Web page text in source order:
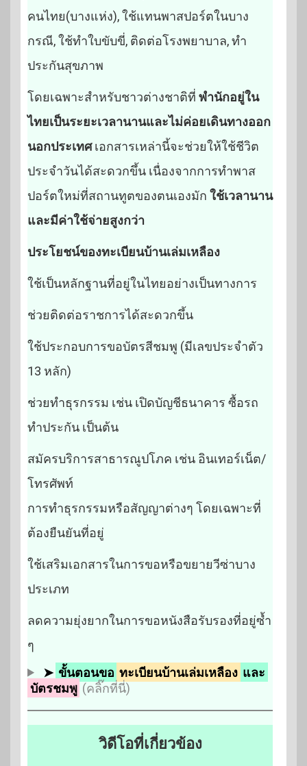
คนไทย(บางแห่ง), ใช้แทนพาสปอร์ตในบาง
กรณี, ใช้ทำใบขับขี่, ติดต่อโรงพยาบาล, ทำ
ประกันสุขภาพ
โดยเฉพาะสำหรับชาวต่างชาติที่ พำนักอยู่ใน
ไทยเป็นระยะเวลานานและไม่ค่อยเดินทางออก
นอกประเทศเอกสารเหล่านี้จะช่วยให้ใช้ชีวิต
ประจำวันได้สะดวกขึ้น เนื่องจากการทำพาส
ปอร์ตใหม่ที่สถานทูตของตนเองมัก ใช้เวลานาน
และมีค่าใช้จ่ายสูงกว่า
ประโยชน์ของทะเบียนบ้านเล่มเหลือง
ใช้เป็นหลักฐานที่อยู่ในไทยอย่างเป็นทางการ
ช่วยติดต่อราชการได้สะดวกขึ้น
ใช้ประกอบการขอบัตรสีชมพู (มีเลขประจำตัว
13 หลัก)
ช่วยทำธุรกรรม เช่น เปิดบัญชีธนาคาร ซื้อรถ
ทำประกัน เป็นต้น
สมัครบริการสาธารณูปโภค เช่น อินเทอร์เน็ต/
โทรศัพท์
การทำธุรกรรมหรือสัญญาต่างๆ โดยเฉพาะที่
ต้องยืนยันที่อยู่
ใช้เสริมเอกสารในการขอหรือขยายวีซ่าบาง
ประเภท
ลดความยุ่งยากในการขอหนังสือรับรองที่อยู่ซ้ำ
ๆ
➤ ขั้นตอนขอ ทะเบียนบ้านเล่มเหลือง และ
บัตรชมพู (คลิ๊กที่นี่)
วิดีโอที่เกี่ยวข้อง